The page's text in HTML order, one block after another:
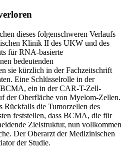
dieses folgenschweren Verlaufs
Klinik II des UKW und des
für RNA-basierte
bedeutenden
sie kürzlich in der Fachzeitschrift
Eine Schlüsselrolle in der
BCMA, ein in der CAR-T-Zell-
der Oberfläche von Myelom-Zellen.
Rückfalls die Tumorzellen des
feststellen, dass BCMA, die für
Zielstruktur, nun vollkommen
Der Oberarzt der Medizinischen
der Studie.